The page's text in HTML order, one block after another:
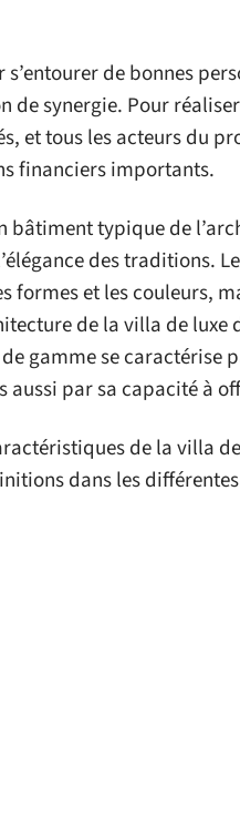
de bonnes
de synergie. Pour
et tous les acteurs du
financiers importants.
bâtiment typique de
des traditions.
formes et les couleurs,
de la villa de luxe
gamme se caractérise
aussi par sa capacité à
de la villa
dans les